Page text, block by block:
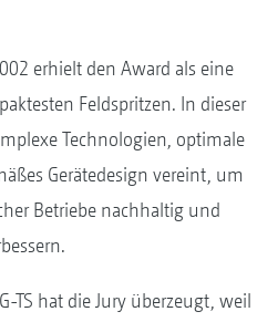
erhielt den Award als eine
Feldspritzen. In dieser
Technologien, optimale
Gerätedesign vereint, um
Betriebe nachhaltig und
TS hat die Jury überzeugt, weil